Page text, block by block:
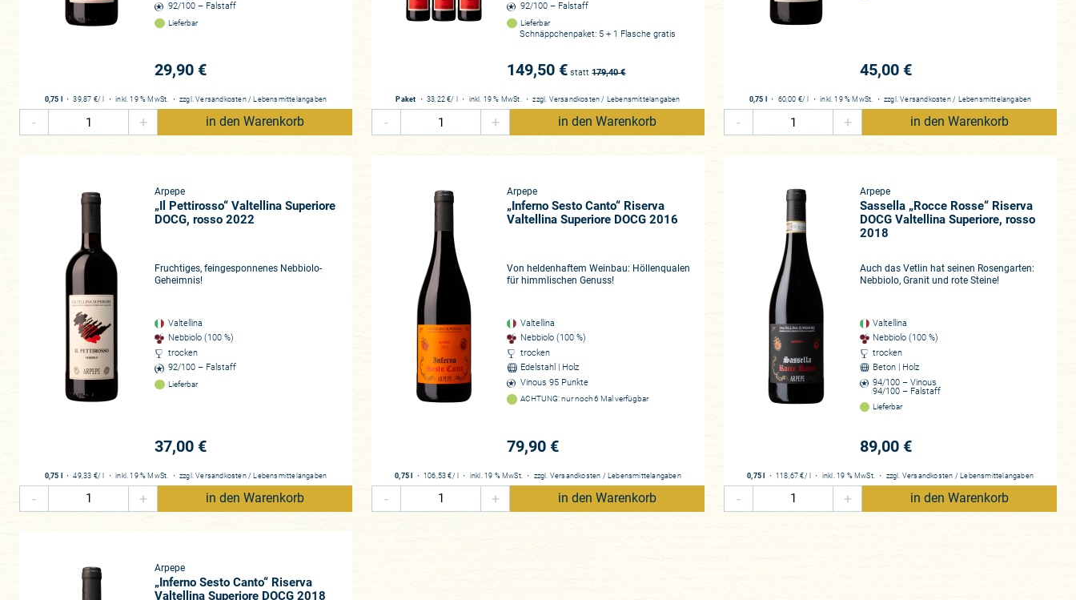
Valtellina: Il paradiso puro del Nebbiolo!
„Ein Tal, umgeben von hohen und furchterregenden Bergen“, so beschrieb Leonardo da Vinci die Region Valtellina in seinem Codex
gesagt in der Lombardei. Das Valtellina, eine Region von lediglich rund 1.000 Hektar Rebfläche (einst war die Region immerhin 6.000
Ski-Gebiet St. Moritz befindet sich hier lediglich 80km nördlich. Damit zeichnet sich auch schon das Landschaftsbild des Valtellina ab. Die
Weinortschaften sind von terrassierten Steillagen geprägt, erinnern an einen Hybrid aus dem Tessin und Hermitage. Diese raue
den Po. Das Tal wird im Süden wie im Norden von Gebirgszügen eingefasst, ist von kalten Nordwinden abgeschottet und wird vor
Temperaturregulator. Wer Weinbau betreibt, ist sich einer gewissen Selbstkasteiung wohlbewusst, nicht umsonst spricht man im
Valtellina von derviticultura eroica
, dem „heroischen Weinbau“: Zwischen 300 und 700 Metern Höhe wird dieser in aller Regel betrieben,
die Parzellen zeigen sich verwinkelt und liegen in der Gele weit verstreut. Handarbeit ist hier eine Notwendigkeit, die am Ende jedoch mit
einem wahrhaft paradiesischen Wein belohnt wird. Dantes Göttliche Komödie und die zu durchlaufenden Höllenkreise kommen einem
hier auch 700 Jahre nach dem Tod des Dichters unweigerlich in den Sinn – und tauchen auch tatsächlich auf. Das Valtellina besitzt eine
Qualitätspyramide: Die Basis bildet der sogenannte Rosso di Valtellina DOC, der zu mindestens 90 % aus Nebbiolo bestehen muss.
Darüber erschließen sich die Valtellina Superiore DOCG. Lediglich fünf Unterzonen (
), kleinste Gebiete von 15 bis 140 Hektar
Größe, dürfen sich auf dem Etikett hervorheben: Grumello, Maroggia, Sassella, Valgella und das sogenannte Inferno, eine der
eindrucksvollsten Subregionen des Valtellinas, dessen kräftigere Rotweine besondere Aufmerksamkeit verdienen.
ArPePe: Historisches Akronym und Zugpferd der Region
Ein Betrieb ragt unserer Meinung nach besonders hervor, und wir verdanken diese vorzügliche Empfehlung niemand geringerem als
Roberto Santana, einem der vier Musketiere unseres spanischen Champions-League-Teams Envínate. Es handelt sich um die in Sondrio
wie er von den heutigen Kindern genannt wird. Denn drei Meilensteine prägen die Gutsgeschichte: 1860, 1984 und 2004. Das schlicht
„Pelizzatti“ genannte Weingut lässt sich bis 1860 zurückdatieren, wurde dann in den 1970er-Jahren zum Leidwesen Arturo Pelizatti
Peregos verkauft, dessen Vater den Betrieb aufgrund seiner voranschreitenden Krebskrankheit veräußerte. Erst ein Jahrzehnt später
erwarb Arturo den Betrieb zurück, verpflichtete sich, die Einzigartigkeit der Nebbiolo-Traube im Valtellina herauszuarbeiten. Als einziges
der vier Kinder verschrieb er sich dem Weinbau. Nur durch Verpachtung gelang es ihm den Betrieb vor dem kompletten Ausverkauf zu
bewahren. Dadurch konnte er allerdings die Kernlagen des väterlichen Betriebs wiedererwerben. Wir verdanken nun der fünften
Arturo seinem Krebsleiden im Jahre 2004 erlag. Doch standen hier inzwischen die Geschwister Isabella, Emanuele und Guido bereit,
festentschlossen, das Vermächtnis ihrer Vorfahren zu bewahren und das Weingut in eine ebenso geschichtsträchtige Zukunft zu führen.
92/100 – Falstaff
Lieferbar
29,90 €
0,75 l ・39,87 €/ l ・inkl. 19 % MwSt. ・ zzgl.Versandkosten / Lebensmittelangaben
- + in den Warenkorb
92/100 – Falstaff
Lieferbar
Schnäppchenpaket: 5 + 1 Flasche gratis
149,50 € statt 179,40€
Paket ・ 33,22 €/ l ・ inkl. 19 % MwSt.・zzgl. Versandkosten / Lebensmittelangaben
- + in den Warenkorb
45,00 €
0,75 l ・ 60,00 €/ l ・inkl. 19 % MwSt. ・zzgl.Versandkosten / Lebensmittelangaben
- + in den Warenkorb
Arpepe
„Il Pettirosso“ Valtellina Superiore
DOCG, rosso 2022
Fruchtiges, feingesponnenes Nebbiolo-
Geheimnis!
Valtellina
Nebbiolo (100 %)
trocken
92/100 – Falstaff
Lieferbar
37,00 €
0,75 l ・49,33 €/ l ・inkl. 19 % MwSt. ・ zzgl.Versandkosten / Lebensmittelangaben
- + in den Warenkorb
Arpepe
„Inferno Sesto Canto“ Riserva
Valtellina Superiore DOCG 2016
Von heldenhaftem Weinbau: Höllenqualen
für himmlischen Genuss!
Valtellina
Nebbiolo (100 %)
trocken
Edelstahl | Holz
Vinous 95 Punkte
ACHTUNG: nur noch 6 Mal verfügbar
79,90 €
0,75 l ・ 106,53 € / l ・ inkl. 19 % MwSt. ・ zzgl. Versandkosten / Lebensmittelangaben
- + in den Warenkorb
Arpepe
Sassella „Rocce Rosse“ Riserva
DOCG Valtellina Superiore, rosso
2018
Auch das Vetlin hat seinen Rosengarten:
Nebbiolo, Granit und rote Steine!
Valtellina
Nebbiolo (100 %)
trocken
Beton | Holz
94/100 – Vinous
94/100 – Falstaff
Lieferbar
89,00 €
0,75 l ・118,67 € / l ・ inkl. 19 % MwSt. ・ zzgl. Versandkosten / Lebensmittelangaben
- + in den Warenkorb
Arpepe
„Inferno Sesto Canto“ Riserva
Valtellina Superiore DOCG 2018